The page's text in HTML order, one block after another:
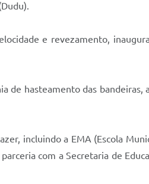
e revezamento,
de hasteamento das bandeiras,
incluindo a EMA (Escola
com a Secretaria de